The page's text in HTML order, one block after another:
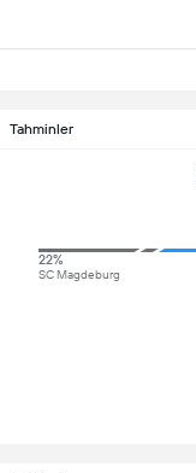
Tahminler
22%
SC Magdeburg